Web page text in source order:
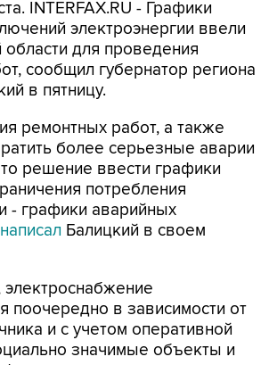
для проведения
сообщил губернатор региона
в пятницу.
ремонтных работ, а также
решение ввести графики
потребления
- графики аварийных
написалБалицкий в своем
и с учетом оперативной
значимые объекты и
подключена к
питания.